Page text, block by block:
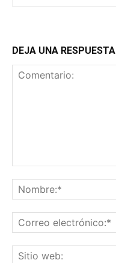
DEJA UNA RESPUESTA